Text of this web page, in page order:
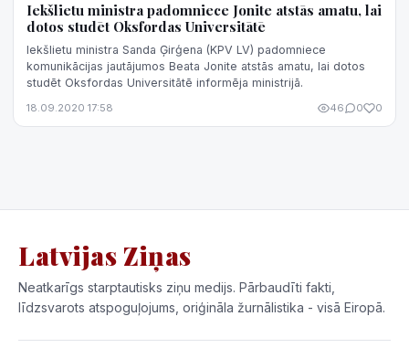
Iekšlietu ministra padomniece Jonite atstās amatu, lai
dotos studēt Oksfordas Universitātē
Iekšlietu ministra Sanda Ģirģena (KPV LV) padomniece
komunikācijas jautājumos Beata Jonite atstās amatu, lai dotos
studēt Oksfordas Universitātē informēja ministrijā.
18.09.2020 17:58 46 0 0
Latvijas Ziņas
Neatkarīgs starptautisks ziņu medijs. Pārbaudīti fakti,
līdzsvarots atspoguļojums, oriģināla žurnālistika - visā Eiropā.